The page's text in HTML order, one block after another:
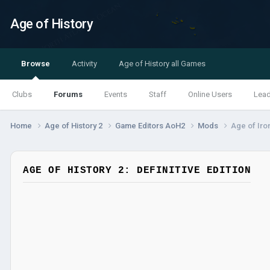
Age of History
Browse
Clubs Forums Events Staff Online Users
Activity Age of History all Games
Home Age of History 2 Game Editors AoH2 Mods Age of
AGE OF HISTORY 2: DEFINITIVE EDITION